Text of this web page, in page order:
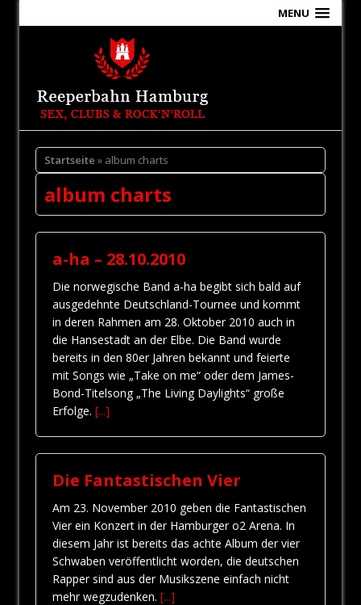
MENU
Startseite » album charts
album charts
a-ha – 28.10.2010
Die norwegische Band a-ha begibt sich bald auf
ausgedehnte Deutschland-Tournee und kommt
in deren Rahmen am 28. Oktober 2010 auch in
die Hansestadt an der Elbe. Die Band wurde
bereits in den 80er Jahren bekannt und feierte
mit Songs wie „Take on me“ oder dem James-
Bond-Titelsong „The Living Daylights“ große
Erfolge. [...]
Die Fantastischen Vier
Am 23. November 2010 geben die Fantastischen
Vier ein Konzert in der Hamburger o2 Arena. In
diesem Jahr ist bereits das achte Album der vier
Schwaben veröffentlicht worden, die deutschen
Rapper sind aus der Musikszene einfach nicht
mehr wegzudenken. [...]